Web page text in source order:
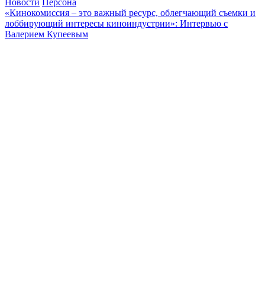
«Кинокомиссия – это важный ресурс, облегчающий съемки и
лоббирующий интересы киноиндустрии»: Интервью с
Валерием Купеевым